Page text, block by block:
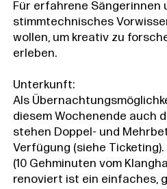
Für erfahrene Sängerinnen
stimmtechnisches
wollen, um kreativ zu
erleben.
Unterkunft:
Als
diesem Wochenende auch
stehen Doppel- und
Verfügung (siehe
(10 Gehminuten vom
renoviert ist ein einfaches,